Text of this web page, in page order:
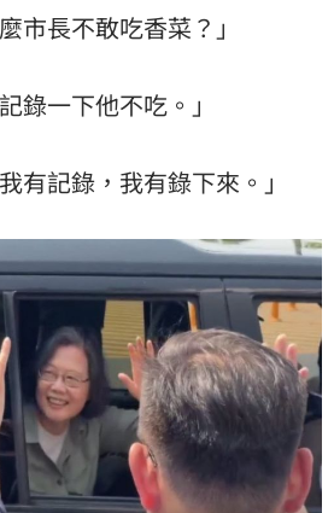
市長不敢吃香菜？」
錄一下他不吃。」
有記錄，我有錄下來。」